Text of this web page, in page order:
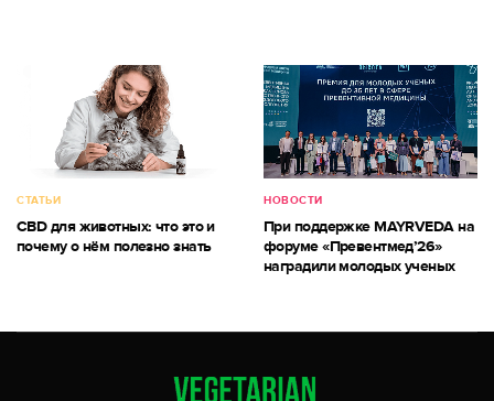
СТАТЬИ
CBD для животных: что это и
почему о нём полезно знать
НОВОСТИ
При поддержке MAYRVEDA на
форуме «Превентмед’26»
наградили молодых ученых